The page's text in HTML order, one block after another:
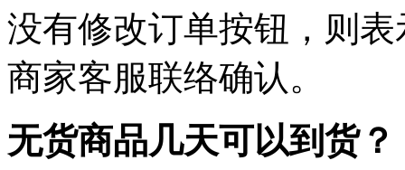
没有修改订单按钮，则
商家客服联络确认。
无货商品几天可以到货？